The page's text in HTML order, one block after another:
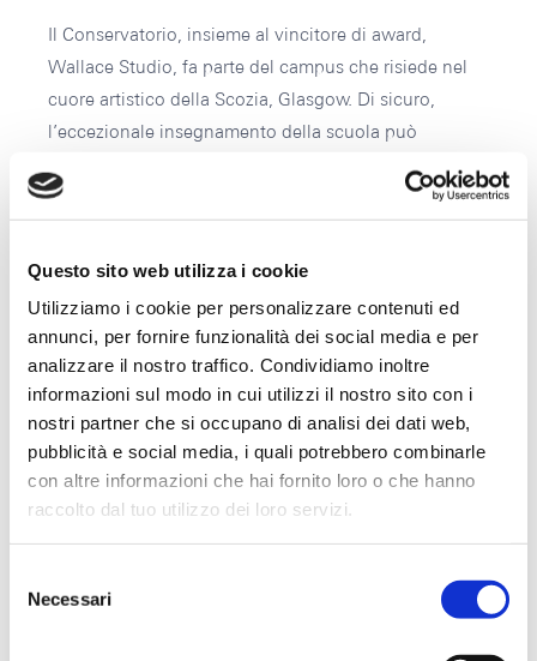
Questo sito web utilizza i cookie
Utilizziamo i cookie per personalizzare contenuti ed
annunci, per fornire funzionalità dei social media e per
analizzare il nostro traffico. Condividiamo inoltre
informazioni sul modo in cui utilizzi il nostro sito con i
nostri partner che si occupano di analisi dei dati web,
pubblicità e social media, i quali potrebbero combinarle
con altre informazioni che hai fornito loro o che hanno
raccolto dal tuo utilizzo dei loro servizi.
delNecessari
Il Conservatorio, insieme al vincitore di award,
Wallace Studio, fa parte del campus che risiede nel
cuore artistico della Scozia, Glasgow. Di sicuro,
l’eccezionale insegnamento della scuola può
oltre 90 sale prove e studi ad uso degli studenti è
ogni anno (pre-Covid). L’ultima cosa che ci si
eppure era proprio questo lo scenario prima
dell’arrivo di ASIMUT.
“Prima, gli studenti dovevano compilare un foglio di
iscrizione per avere un’aula e funzionava col
principio di “primo arrivato, primo servito”; e non era
sicuro che avrebbero ricevuto una stanza. Valeva lo
del Royal Conservatoire. Funzionava allo stesso